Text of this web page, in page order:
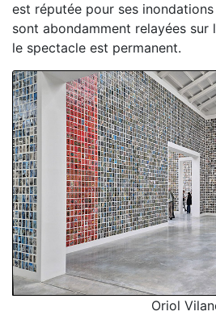
est réputée pour ses
sont abondamment relayées sur
le spectacle est permanent.
Oriol